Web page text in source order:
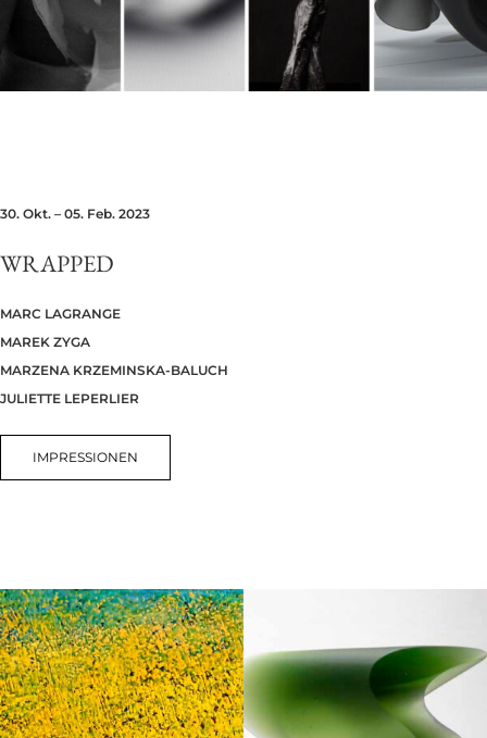
30. Okt. – 05. Feb. 2023
WRAPPED
MARC LAGRANGE
MAREK ZYGA
MARZENA KRZEMINSKA-BALUCH
JULIETTE LEPERLIER
IMPRESSIONEN